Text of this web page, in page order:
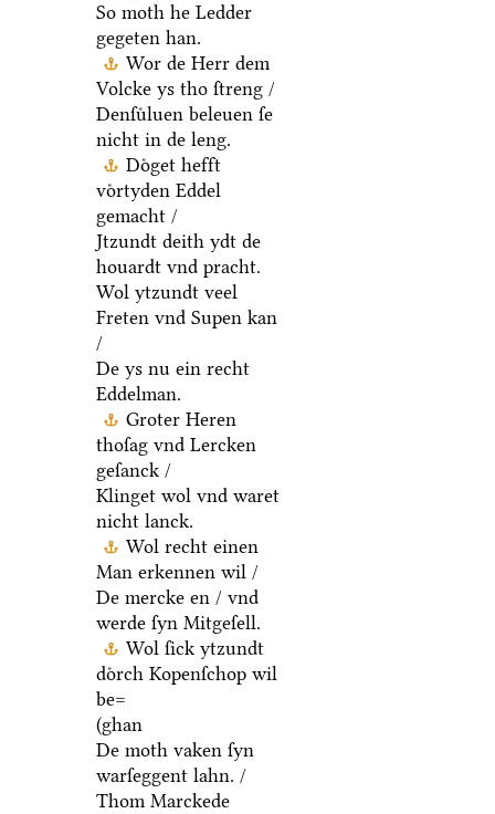
So moth he Ledder
gegeten han.
Wor de Herr dem
Volcke ys tho ſtreng /
Denſuͤluen beleuen ſe
nicht in de leng.
Doͤget hefft
voͤrtyden Eddel
gemacht /
Jtzundt deith ydt de
houardt vnd pracht.
Wol ytzundt veel
Freten vnd Supen kan
/
De ys nu ein recht
Eddelman.
Groter Heren
thoſag vnd Lercken
geſanck /
Klinget wol vnd waret
nicht lanck.
Wol recht einen
Man erkennen wil /
De mercke en / vnd
werde ſyn Mitgeſell.
Wol ſick ytzundt
doͤrch Kopenſchop wil
be=
(ghan
De moth vaken ſyn
warſeggent lahn. /
Thom Marckede